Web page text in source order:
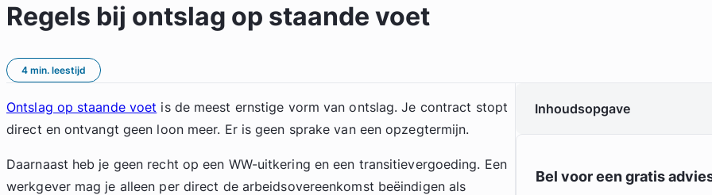
Regels bij ontslag op staande voet
4 min. leestijd
Ontslag op staande voet is de meest ernstige vorm van ontslag. Je contract stopt
direct en ontvangt geen loon meer. Er is geen sprake van een opzegtermijn.
Daarnaast heb je geen recht op een WW-uitkering en een transitievergoeding. Een
werkgever mag je alleen per direct de arbeidsovereenkomst beëindigen als
Inhoudsopgave
Bel voor een gratis